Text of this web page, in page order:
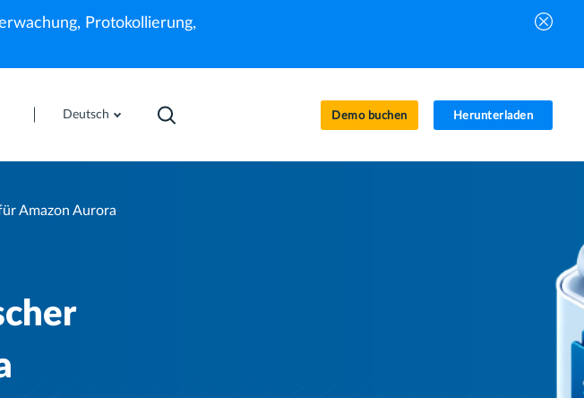
Protokollierung,
Deutsch Demo buchen Herunterladen
Amazon Aurora